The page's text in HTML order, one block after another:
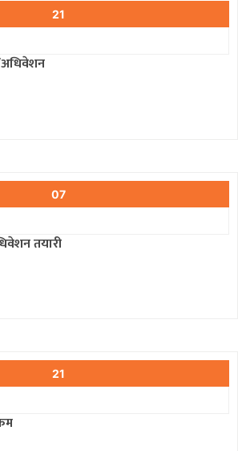
21
अधिवेशन
07
तयारी
21